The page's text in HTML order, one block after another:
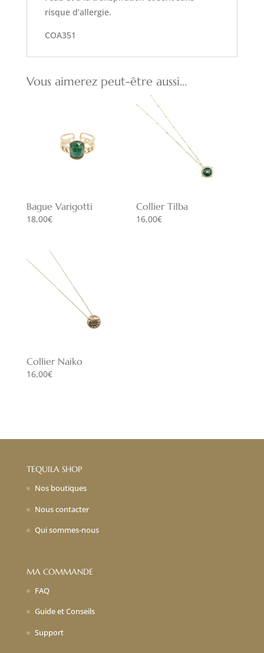
risque d’allergie.
COA351
Vous aimerez peut-être aussi…
Bague Varigotti
18,00€
Collier Tilba
16,00€
Collier Naiko
16,00€
TEQUILA SHOP
Nos boutiques
Nous contacter
Qui sommes-nous
MA COMMANDE
FAQ
Guide et Conseils
Support